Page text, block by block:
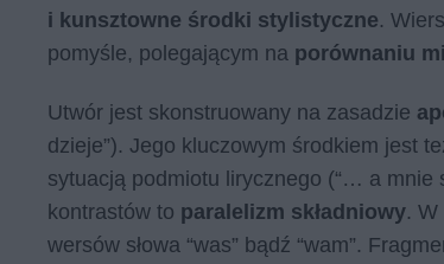
i kunsztowne środki stylistyczne.
pomyśle, polegającym na porównaniu
Utwór jest skonstruowany na zasadzie
dzieje”). Jego kluczowym środkiem jest
sytuacją podmiotu lirycznego (“… a mnie
kontrastów to paralelizm składniowy.
wersów słowa “was” bądź “wam”.